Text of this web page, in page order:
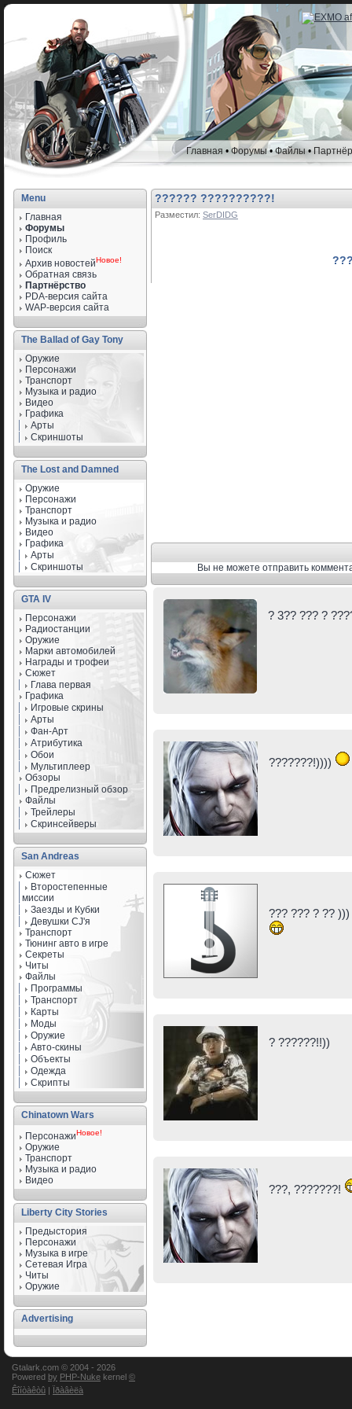
Главная • Форумы•Файлы•
Menu
Главная
Форумы
Профиль
Поиск
Архив новостейНовое!
Обратная связь
Партнёрство
PDA-версия сайта
WAP-версия сайта
The Ballad of Gay Tony
Оружие
Персонажи
Транспорт
Музыка и радио
Видео
Графика
Арты
Скриншоты
The Lost and Damned
Оружие
Персонажи
Транспорт
Музыка и радио
Видео
Графика
Арты
Скриншоты
GTA IV
Персонажи
Радиостанции
Оружие
Марки автомобилей
Награды и трофеи
Сюжет
Глава первая
Графика
Игровые скрины
Арты
Фан-Арт
Атрибутика
Обои
Мультиплеер
Обзоры
Предрелизный обзор
Файлы
Трейлеры
Скринсейверы
San Andreas
Сюжет
Второстепенные
миссии
Заезды и Кубки
Девушки CJ'я
Транспорт
Тюнинг авто в игре
Секреты
Читы
Файлы
Программы
Транспорт
Карты
Моды
Оружие
Авто-скины
Объекты
Одежда
Скрипты
Chinatown Wars
ПерсонажиНовое!
Оружие
Транспорт
Музыка и радио
Видео
Liberty City Stories
Предыстория
Персонажи
Музыка в игре
Сетевая Игра
Читы
Оружие
Advertising
?????? ??????????!
Разместил: SerDIDG
Вы не можете отправить
? 3?? ??? ?
???????!))))
??? ??? ? ??
? ??????!!))
???, ???????!
Gtalark.com © 2004 - 2026
Powered by PHP-Nuke kernel ©
Êîíòàêòû | Ïðàâèëà